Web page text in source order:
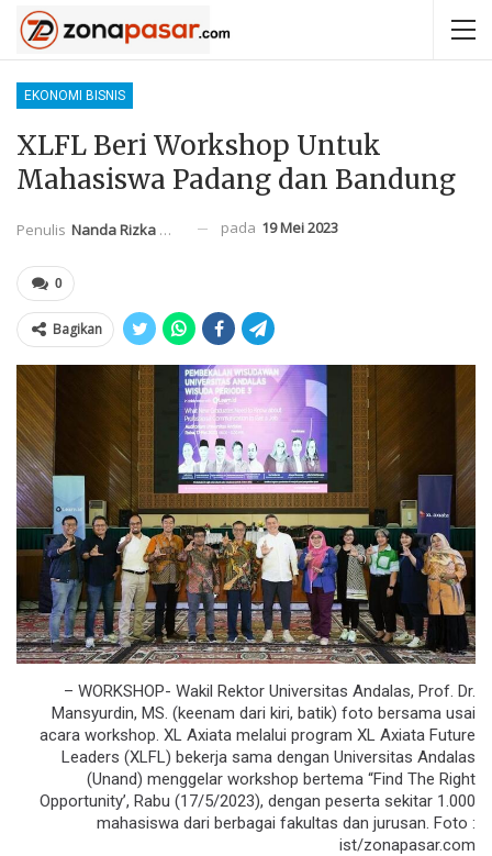
EKONOMI BISNIS
XLFL Beri Workshop Untuk
Mahasiswa Padang dan Bandung
Penulis Nanda Rizka Mahendra pada 19 Mei 2023
0
Bagikan
– WORKSHOP- Wakil Rektor Universitas Andalas, Prof. Dr.
Mansyurdin, MS. (keenam dari kiri, batik) foto bersama usai
acara workshop. XL Axiata melalui program XL Axiata Future
Leaders (XLFL) bekerja sama dengan Universitas Andalas
(Unand) menggelar workshop bertema “Find The Right
Opportunity’, Rabu (17/5/2023), dengan peserta sekitar 1.000
mahasiswa dari berbagai fakultas dan jurusan. Foto :
ist/zonapasar.com